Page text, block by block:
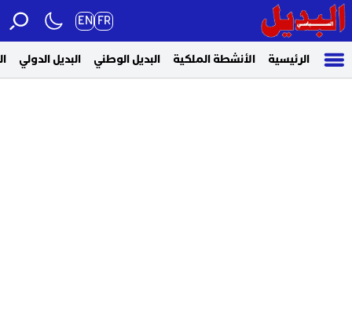
FR
EN
الرئيسية الأنشطة الملكية البديل الوطني البديل الدولي